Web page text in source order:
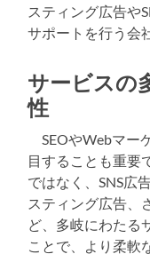
スティング広告や
サポートを行う会
サービスの
性
SEOやWebマー
目することも重要
ではなく、SNS広
スティング広告、
ど、多岐にわたる
ことで、より柔軟